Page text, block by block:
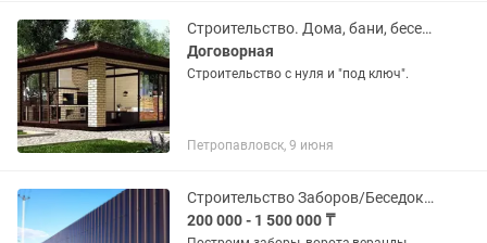
Строительство. Дома, бани, беседки, навесы.
Договорная
Строительство с нуля и "под ключ".
Петропавловск, 9 июня
Строительство Заборов/Беседок/Бань
200 000 - 1 500 000 ₸